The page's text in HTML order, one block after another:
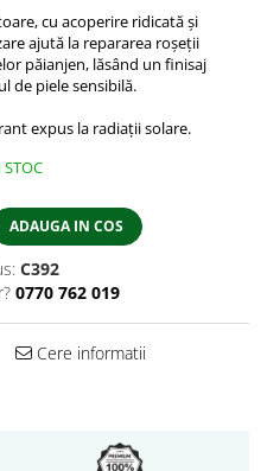
cu acoperire ridicată și
ajută la repararea roșeții
păianjen, lăsând un finisaj
de piele sensibilă.
expus la radiații solare.
STOC
ADAUGA IN COS
C392
0770 762 019
Cere informatii